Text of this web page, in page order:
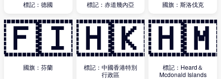
標記：德國 標記：赤道幾內亞 國旗：斯洛伐克
🇫🇮
國旗：芬蘭
🇭🇰
標記：中國香港特別
行政區
🇭🇲
標記：Heard＆
Mcdonald Islands